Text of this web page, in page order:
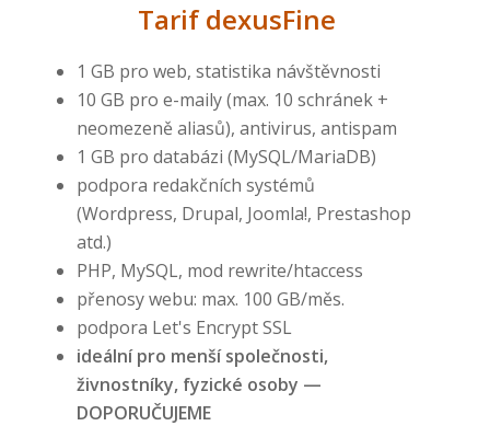
Tarif dexusFine
1 GB pro web, statistika návštěvnosti
10 GB pro e-maily (max. 10 schránek +
neomezeně aliasů), antivirus, antispam
1 GB pro databázi (MySQL/MariaDB)
podpora redakčních systémů
(Wordpress, Drupal, Joomla!, Prestashop
atd.)
PHP, MySQL, mod rewrite/htaccess
přenosy webu: max. 100 GB/měs.
podpora Let's Encrypt SSL
ideální pro menší společnosti,
živnostníky, fyzické osoby —
DOPORUČUJEME